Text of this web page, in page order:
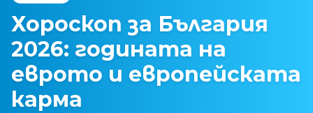
Хороскоп за България
2026: годината на
еврото и европейската
карма